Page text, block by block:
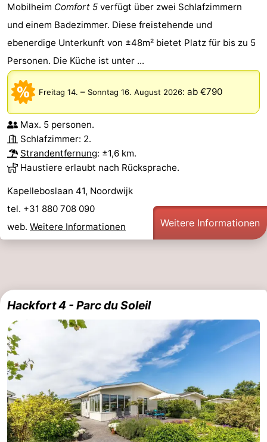
Mobilheim Comfort 5 verfügt über zwei Schlafzimmern
und einem Badezimmer. Diese freistehende und
ebenerdige Unterkunft von ±48m² bietet Platz für bis zu 5
Personen. Die Küche ist unter ...
Freitag 14. – Sonntag 16. August 2026: ab €790
Max. 5 personen.
Schlafzimmer: 2.
Strandentfernung: ±1,6 km.
Haustiere erlaubt nach Rücksprache.
Kapelleboslaan 41, Noordwijk
tel. +31 880 708 090
web. Weitere Informationen Weitere Informationen
Hackfort 4 - Parc du Soleil